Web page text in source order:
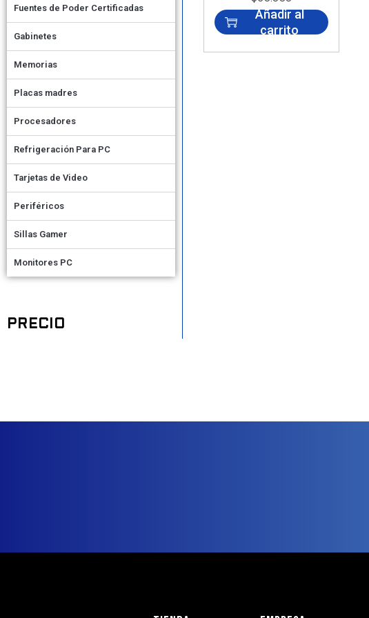
Fuentes de Poder Certificadas
Gabinetes
Memorias
Placas madres
Procesadores
Refrigeración Para PC
Tarjetas de Video
Periféricos
Sillas Gamer
Monitores PC
PRECIO
Añadir al
carrito